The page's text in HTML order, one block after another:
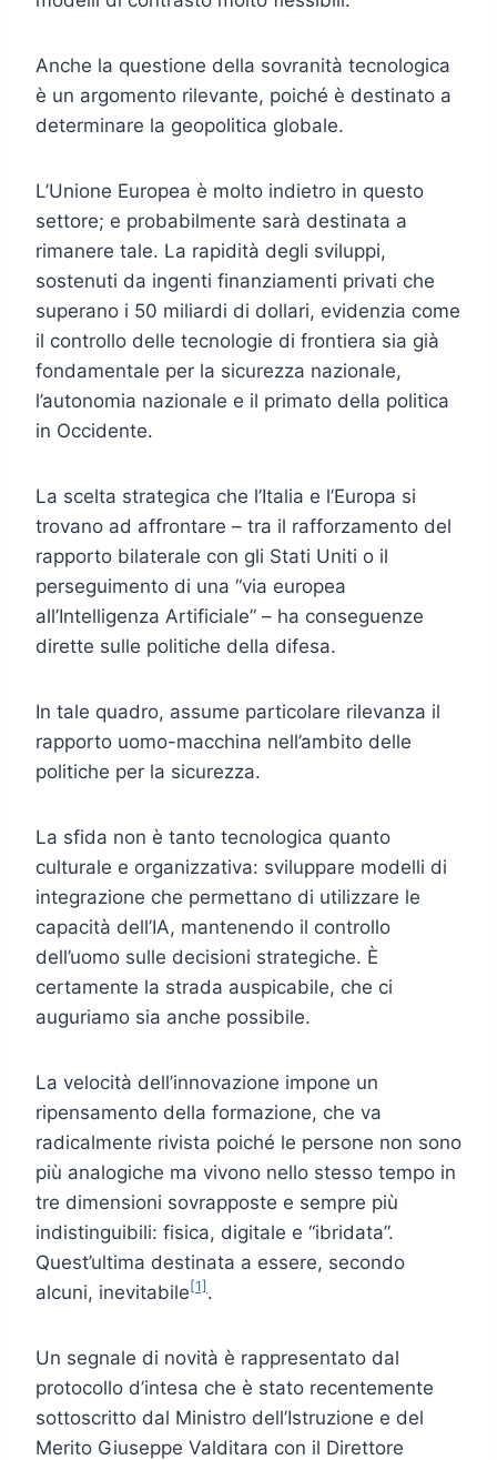
Anche la questione della sovranità tecnologica
è un argomento rilevante, poiché è destinato a
determinare la geopolitica globale.
L’Unione Europea è molto indietro in questo
settore; e probabilmente sarà destinata a
rimanere tale. La rapidità degli sviluppi,
sostenuti da ingenti finanziamenti privati che
superano i 50 miliardi di dollari, evidenzia come
il controllo delle tecnologie di frontiera sia già
fondamentale per la sicurezza nazionale,
l’autonomia nazionale e il primato della politica
in Occidente.
La scelta strategica che l’Italia e l’Europa si
trovano ad affrontare – tra il rafforzamento del
rapporto bilaterale con gli Stati Uniti o il
perseguimento di una “via europea
all’Intelligenza Artificiale” – ha conseguenze
dirette sulle politiche della difesa.
In tale quadro, assume particolare rilevanza il
rapporto uomo-macchina nell’ambito delle
politiche per la sicurezza.
La sfida non è tanto tecnologica quanto
culturale e organizzativa: sviluppare modelli di
integrazione che permettano di utilizzare le
capacità dell’IA, mantenendo il controllo
dell’uomo sulle decisioni strategiche. È
certamente la strada auspicabile, che ci
auguriamo sia anche possibile.
La velocità dell’innovazione impone un
ripensamento della formazione, che va
radicalmente rivista poiché le persone non sono
più analogiche ma vivono nello stesso tempo in
tre dimensioni sovrapposte e sempre più
indistinguibili: fisica, digitale e “ibridata”.
Quest’ultima destinata a essere, secondo
alcuni, inevitabile [1] .
Un segnale di novità è rappresentato dal
protocollo d’intesa che è stato recentemente
sottoscritto dal Ministro dell’Istruzione e del
Merito Giuseppe Valditara con il Direttore